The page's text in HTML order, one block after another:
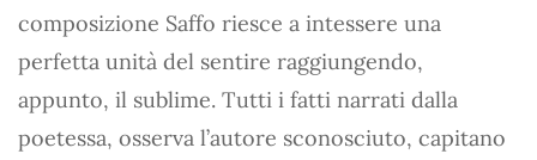
composizione Saffo riesce a intessere una
perfetta unità del sentire raggiungendo,
appunto, il sublime. Tutti i fatti narrati dalla
poetessa, osserva l’autore sconosciuto, capitano